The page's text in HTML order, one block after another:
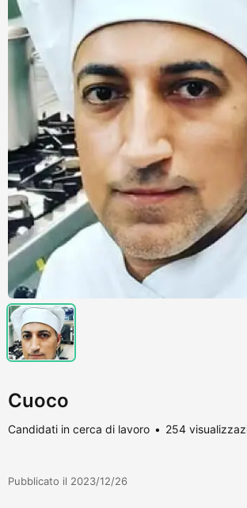
Cuoco
Candidati in cerca di lavoro 254
Pubblicato il 2023/12/26